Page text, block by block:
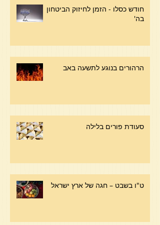
חודש כסלו - הזמן לחיזוק הביטחון
בה'
הרהורים בנוגע לתשעה באב
סעודת פורים בלילה
ט"ו בשבט – חגה של ארץ ישראל